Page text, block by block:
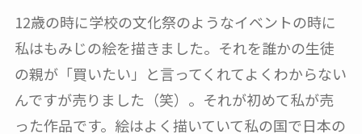
12歳の時に学校の文化祭のようなイベントの時に
私はもみじの絵を描きました。それを誰かの生徒
の親が「買いたい」と言ってくれてよくわからない
んですが売りました（笑）。それが初めて私が売
った作品です。絵はよく描いていて私の国で日本の